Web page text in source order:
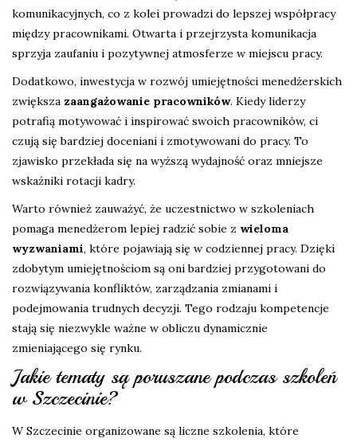
komunikacyjnych, co z kolei prowadzi do lepszej współpracy
między pracownikami. Otwarta i przejrzysta komunikacja
sprzyja zaufaniu i pozytywnej atmosferze w miejscu pracy.
Dodatkowo, inwestycja w rozwój umiejętności menedżerskich
zwiększa zaangażowanie pracowników. Kiedy liderzy
potrafią motywować i inspirować swoich pracowników, ci
czują się bardziej doceniani i zmotywowani do pracy. To
zjawisko przekłada się na wyższą wydajność oraz mniejsze
wskaźniki rotacji kadry.
Warto również zauważyć, że uczestnictwo w szkoleniach
pomaga menedżerom lepiej radzić sobie z wieloma
wyzwaniami, które pojawiają się w codziennej pracy. Dzięki
zdobytym umiejętnościom są oni bardziej przygotowani do
rozwiązywania konfliktów, zarządzania zmianami i
podejmowania trudnych decyzji. Tego rodzaju kompetencje
stają się niezwykle ważne w obliczu dynamicznie
zmieniającego się rynku.
Jakie tematy są poruszane podczas szkoleń
w Szczecinie?
W Szczecinie organizowane są liczne szkolenia, które